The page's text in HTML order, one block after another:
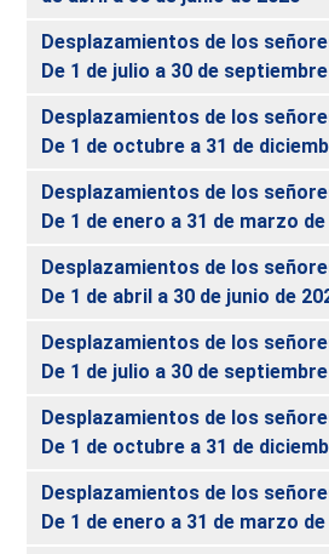
Desplazamientos de los
De 1 de julio a 30 de
Desplazamientos de los
De 1 de octubre a 31 de
Desplazamientos de los
De 1 de enero a 31 de marzo de
Desplazamientos de los
De 1 de abril a 30 de junio de
Desplazamientos de los
De 1 de julio a 30 de
Desplazamientos de los
De 1 de octubre a 31 de
Desplazamientos de los
De 1 de enero a 31 de marzo